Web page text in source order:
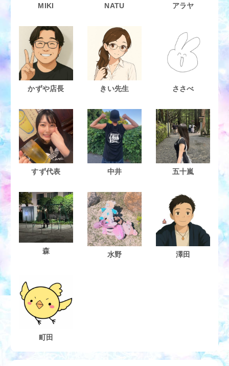
MIKI NATU アラヤ
かずや店長 きい先生 ささべ
すず代表 中井 五十嵐
森 水野 澤田
町田